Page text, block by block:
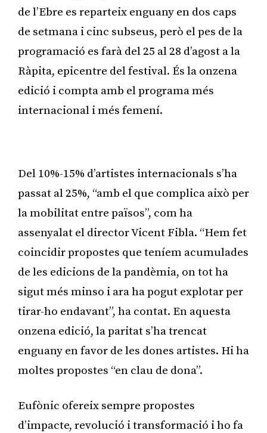
de l’Ebre es reparteix enguany en dos caps
de setmana i cinc subseus, però el pes de la
programació es farà del 25 al 28 d’agost a la
Ràpita, epicentre del festival. És la onzena
edició i compta amb el programa més
internacional i més femení.
Del 10%-15% d’artistes internacionals s’ha
passat al 25%, “amb el que complica això per
la mobilitat entre països”, com ha
assenyalat el director Vicent Fibla. “Hem fet
coincidir propostes que teníem acumulades
de les edicions de la pandèmia, on tot ha
sigut més minso i ara ha pogut explotar per
tirar-ho endavant”, ha contat. En aquesta
onzena edició, la paritat s’ha trencat
enguany en favor de les dones artistes. Hi ha
moltes propostes “en clau de dona”.
Eufònic ofereix sempre propostes
d’impacte, revolució i transformació i ho fa